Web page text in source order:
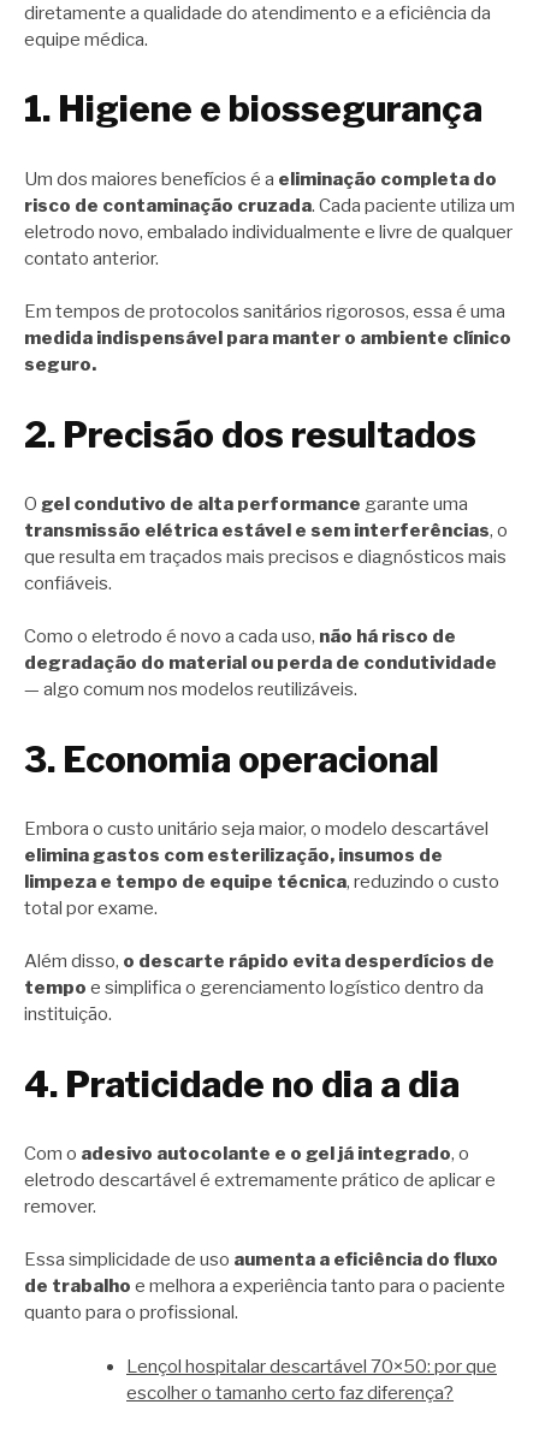
diretamente a qualidade do atendimento e a eficiência da
equipe médica.
1. Higiene e biossegurança
Um dos maiores benefícios é a eliminação completa do
risco de contaminação cruzada. Cada paciente utiliza um
eletrodo novo, embalado individualmente e livre de qualquer
contato anterior.
Em tempos de protocolos sanitários rigorosos, essa é uma
medida indispensável para manter o ambiente clínico
seguro.
2. Precisão dos resultados
O gel condutivo de alta performance garante uma
transmissão elétrica estável e sem interferências, o
que resulta em traçados mais precisos e diagnósticos mais
confiáveis.
Como o eletrodo é novo a cada uso, não há risco de
degradação do material ou perda de condutividade
— algo comum nos modelos reutilizáveis.
3. Economia operacional
Embora o custo unitário seja maior, o modelo descartável
elimina gastos com esterilização, insumos de
limpeza e tempo de equipe técnica, reduzindo o custo
total por exame.
Além disso, o descarte rápido evita desperdícios de
tempo e simplifica o gerenciamento logístico dentro da
instituição.
4. Praticidade no dia a dia
Com o adesivo autocolante e o gel já integrado, o
eletrodo descartável é extremamente prático de aplicar e
remover.
Essa simplicidade de uso aumenta a eficiência do fluxo
de trabalho e melhora a experiência tanto para o paciente
quanto para o profissional.
Lençol hospitalar descartável 70×50: por que
escolher o tamanho certo faz diferença?